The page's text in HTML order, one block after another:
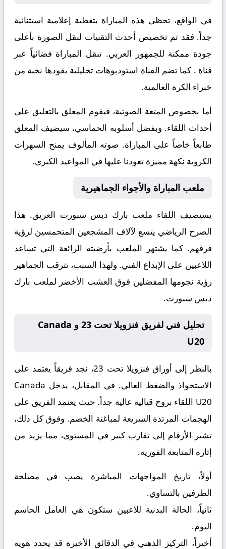
في الواقع، تحظى هذه المباراة بتغطية إعلامية استثنائية
جداً. فقد تم تخصيص أحدث التقنيات لنقل الصورة بأعلى
جودة ممكنة للجمهور العربي. تنقل المباراة فضائياً عبر
قناة . كما تضم القناة استوديوهات تحليلية يقودها نخبة من
خبراء الكرة العالمية.
أما بخصوص المتعة الصوتية، فيقوم المعلق بالتعليق على
أحداث اللقاء. وبفضل أسلوبه الحماسي، سيضيف المعلق
طابعاً خاصاً على المباراة. صوته المألوف يمنح السهرات
الكروية نكهة مميزة تعودنا عليها في المواعيد الكبرى.
ملعب المباراة والأجواء الجماهيرية
يستضيف اللقاء ملعب بارك ديس سبورت العريق. هذا
الصرح الرياضي يتسع لآلاف المشجعين المتحمسين لرؤية
فرقهم. كما يشتهر الملعب بأرضيته الرائعة التي تساعد
اللاعبين على الإبداع الفني. ولهذا السبب، تترقب الجماهير
رؤية نجومها المفضلين فوق العشب الأخضر لملعب بارك
ديس سبورت.
تحليل فني لفريق فنزويلا تحت 23 و Canada
U20
بالنظر إلى أوراق فنزويلا تحت 23
، نجد فريقاً يعتمد على
الاستحواذ والضغط العالي. في المقابل، يدخل Canada
U20 اللقاء بروح قتالية عالية جداً. حيث يعتمد الفريق على
الهجمات المرتدة السريعة لمباغتة الخصم. وفوق كل ذلك،
تشير الأرقام إلى تقارب كبير في المستوى، مما يزيد من
إثارة المتابعة الفورية.
أولاً، تاريخ المواجهات المباشرة يصب في مصلحة
الطرفين بالتساوي.
ثانياً، الحالة البدنية للاعبين ستكون هي العامل الحاسم
اليوم.
أخيراً، التركيز الذهني في الدقائق الأخيرة قد يحدد هوية